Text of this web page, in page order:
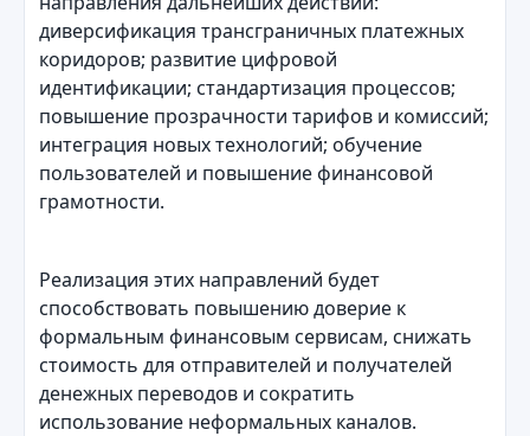
диверсификация трансграничных платежных
коридоров; развитие цифровой
идентификации; стандартизация процессов;
повышение прозрачности тарифов и комиссий;
интеграция новых технологий; обучение
пользователей и повышение финансовой
грамотности.
Реализация этих направлений будет
способствовать повышению доверие к
формальным финансовым сервисам, снижать
стоимость для отправителей и получателей
денежных переводов и сократить
использование неформальных каналов.